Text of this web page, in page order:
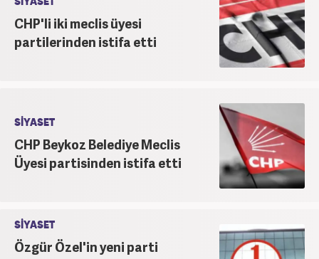
CHP'li iki meclis üyesi
partilerinden istifa etti
SİYASET
CHP Beykoz Belediye Meclis
Üyesi partisinden istifa etti
SİYASET
Özgür Özel'in yeni parti